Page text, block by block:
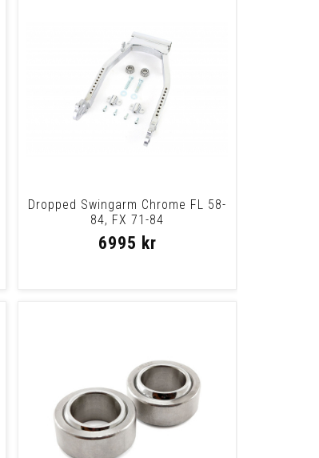
Dropped Swingarm Chrome FL 58-
84, FX 71-84
6995 kr